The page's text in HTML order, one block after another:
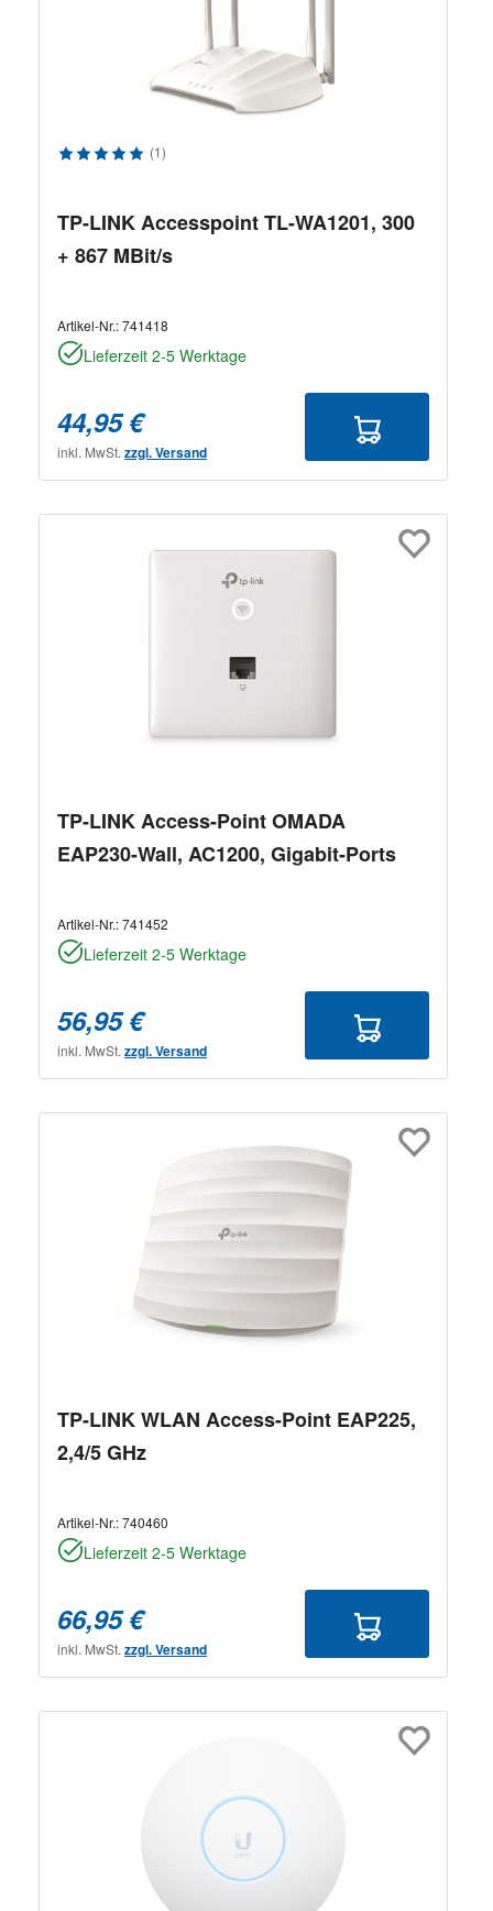
Durchschnittliche Bewertung von 5 von 5 Sternen
(1)
TP-LINK Accesspoint TL-WA1201, 300
+ 867 MBit/s
Artikel-Nr.:741418
Lieferzeit 2-5 Werktage
44,95 €
inkl. MwSt. zzgl. Versand
TP-LINK Access-Point OMADA
EAP230-Wall, AC1200, Gigabit-Ports
Artikel-Nr.:741452
Lieferzeit 2-5 Werktage
56,95 €
inkl. MwSt. zzgl. Versand
TP-LINK WLAN Access-Point EAP225,
2,4/5 GHz
Artikel-Nr.:740460
Lieferzeit 2-5 Werktage
66,95 €
inkl. MwSt. zzgl. Versand